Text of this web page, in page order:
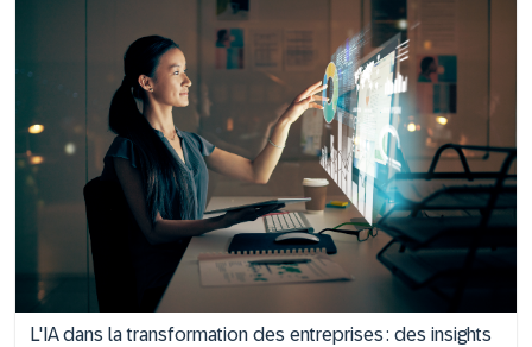
L'IA dans la transformation des entreprises : des insights